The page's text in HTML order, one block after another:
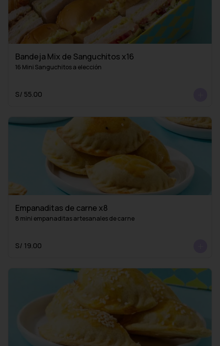
Bandeja Mix de Sanguchitos x16
16 Mini Sanguchitos a elección
S/ 55.00
Empanaditas de carne x8
8 mini empanaditas artesanales de carne
S/ 19.00